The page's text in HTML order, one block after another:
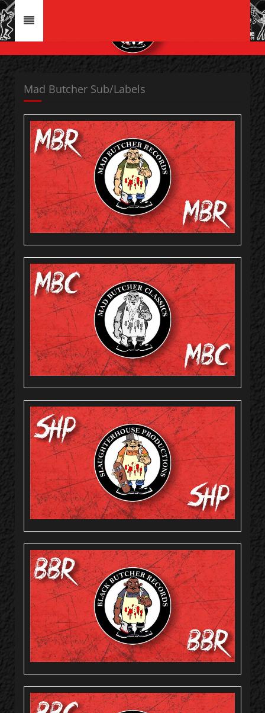
Mad Butcher Sub/Labels